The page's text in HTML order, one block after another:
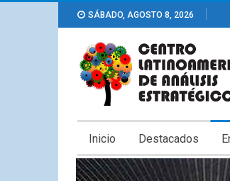
SÁBADO, AGOSTO 8, 2026
Inicio Destacados